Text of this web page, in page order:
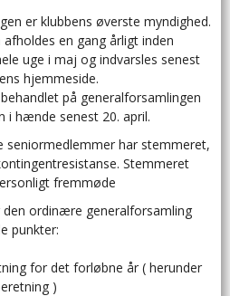
er klubbens øverste myndighed.
en gang årligt inden
uge i maj og indvarsles senest
hjemmeside.
på generalforsamlingen
i hænde senest 20. april.
seniormedlemmer har stemmeret,
Stemmeret
fremmøde
ordinære generalforsamling
punkter:
for det forløbne år ( herunder
)